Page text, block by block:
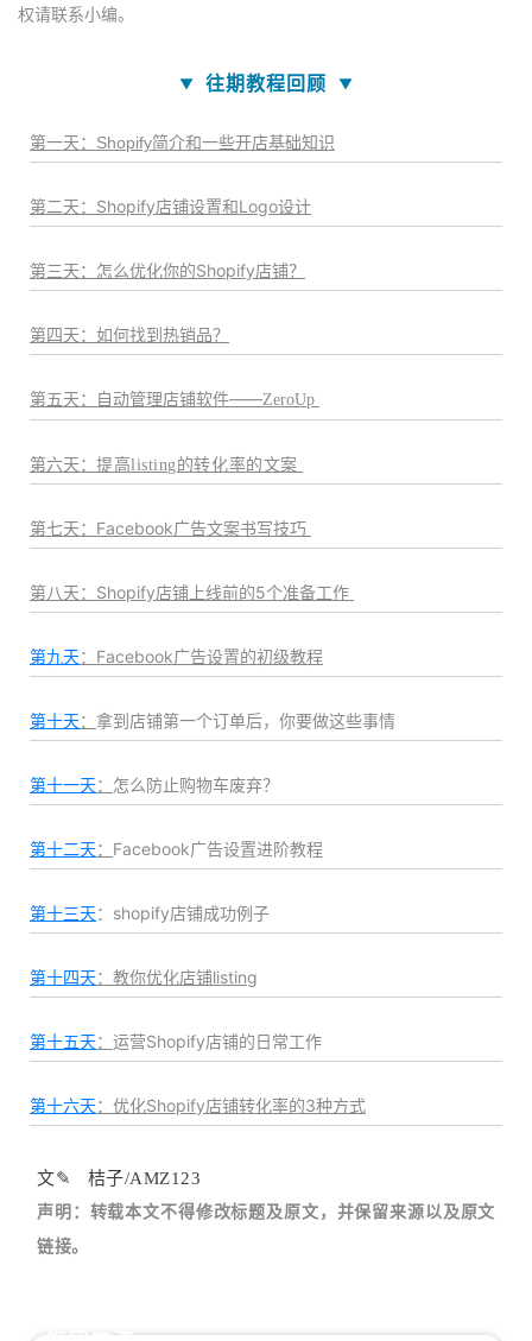
权请联系小编。
▼ 往期教程回顾 ▼
第一天：Shopify简介和一些开店基础知识
第二天：Shopify店铺设置和Logo设计
第三天：怎么优化你的Shopify店铺？
第四天：如何找到热销品？
第五天：自动管理店铺软件——ZeroUp
第六天： 提高listing的转化率的文案
第七天：Facebook广告文案书写技巧
第八天：Shopify店铺上线前的5个准备工作
第九天：Facebook广告设置的初级教程
第十天： 拿到店铺第一个订单后，你要做这些事情
第十一天： 怎么防止购物车废弃？
第十二天： Facebook广告设置进阶教程
第十三天：shopify店铺成功例子
第十四天：教你优化店铺listing
第十五天： 运营Shopify店铺的日常工作
第十六天：优化Shopify店铺转化率的3种方式
文✎ 桔子/AMZ123
声明：转载本文不得修改标题及原文，并保留来源以及原文
链接。